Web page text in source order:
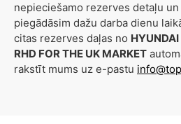
nepieciešamo rezerves detaļu
piegādāsim dažu darba dienu
citas rezerves daļas no
RHD FOR THE UK MARKET
rakstīt mums uz e-pastu